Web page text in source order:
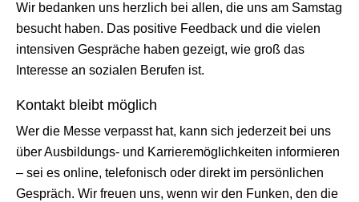
Wir bedanken uns herzlich bei allen, die uns am Samstag
besucht haben. Das positive Feedback und die vielen
intensiven Gespräche haben gezeigt, wie groß das
Interesse an sozialen Berufen ist.
Kontakt bleibt möglich
Wer die Messe verpasst hat, kann sich jederzeit bei uns
über Ausbildungs- und Karrieremöglichkeiten informieren
– sei es online, telefonisch oder direkt im persönlichen
Gespräch. Wir freuen uns, wenn wir den Funken, den die